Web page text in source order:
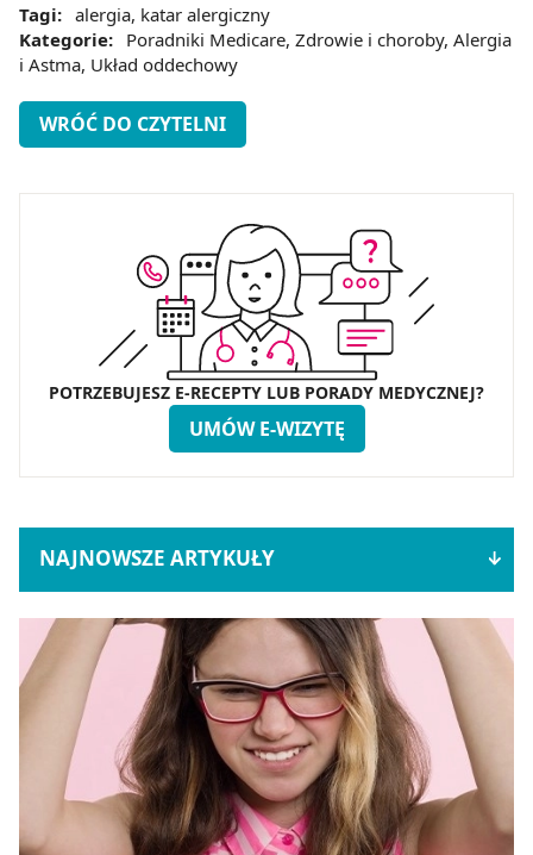
Tagi: alergia, katar alergiczny
Kategorie: Poradniki Medicare, Zdrowie i choroby, Alergia
i Astma, Układ oddechowy
WRÓĆ DO CZYTELNI
POTRZEBUJESZ E-RECEPTY LUB PORADY MEDYCZNEJ?
UMÓW E-WIZYTĘ
NAJNOWSZE ARTYKUŁY